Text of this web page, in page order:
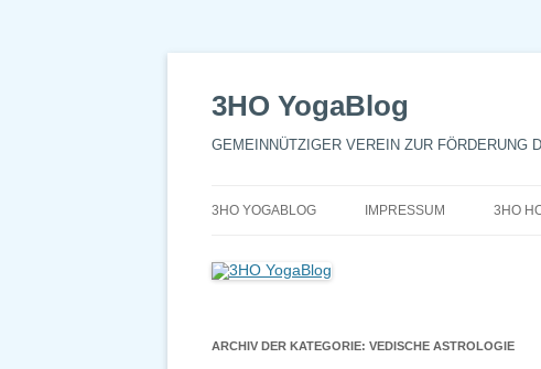
3HO YogaBlog
GEMEINNÜTZIGER VEREIN ZUR FÖRDERUNG
3HO YOGABLOG IMPRESSUM 3HO
ARCHIV DER KATEGORIE: VEDISCHE ASTROLOGIE